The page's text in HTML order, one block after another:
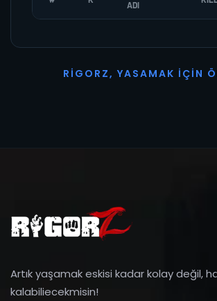
ADI
R I G O R Z, YASAMAK İ ÇI N Ö
Artık yaşamak eskisi kadar kolay değil,
kalabiliecekmisin!